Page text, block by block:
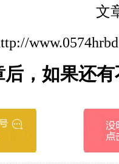
文章
后，如果还